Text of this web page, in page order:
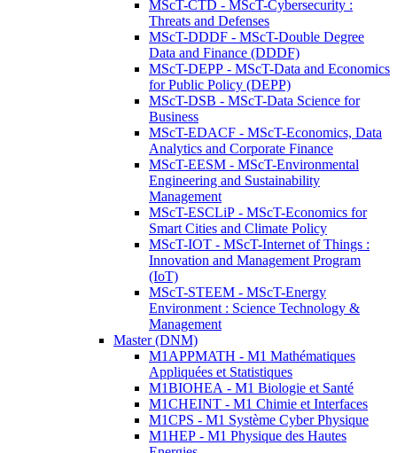
MScT-CTD - MScT-Cybersecurity :
Threats and Defenses
MScT-DDDF - MScT-Double Degree
Data and Finance (DDDF)
MScT-DEPP - MScT-Data and Economics
for Public Policy (DEPP)
MScT-DSB - MScT-Data Science for
Business
MScT-EDACF - MScT-Economics, Data
Analytics and Corporate Finance
MScT-EESM - MScT-Environmental
Engineering and Sustainability
Management
MScT-ESCLiP - MScT-Economics for
Smart Cities and Climate Policy
MScT-IOT - MScT-Internet of Things :
Innovation and Management Program
(IoT)
MScT-STEEM - MScT-Energy
Environment : Science Technology &
Management
Master (DNM)
M1APPMATH - M1 Mathématiques
Appliquées et Statistiques
M1BIOHEA - M1 Biologie et Santé
M1CHEINT - M1 Chimie et Interfaces
M1CPS - M1 Système Cyber Physique
M1HEP - M1 Physique des Hautes